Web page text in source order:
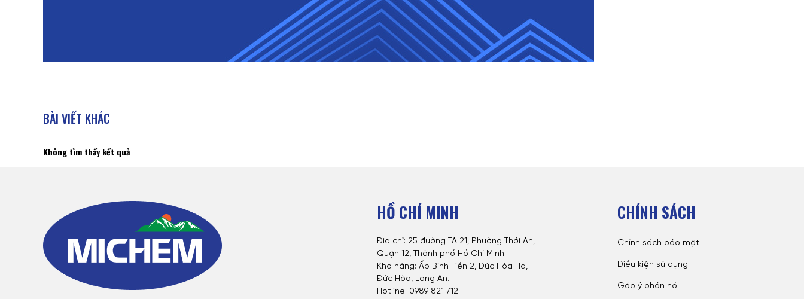
BÀI VIẾT KHÁC
Không tìm thấy kết quả
HỒ CHÍ MINH
Địa chỉ: 25 đường TA 21, Phường Thới An,
Quận 12, Thành phố Hồ Chí Minh
Kho hàng: Ấp Bình Tiền 2, Đức Hòa Hạ,
Đức Hòa, Long An.
Hotline: 0989 821 712
CHÍNH SÁCH
Chính sách bảo mật
Điều kiện sử dụng
Góp ý phản hồi